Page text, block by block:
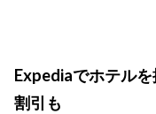
Expediaでホテル
割引も